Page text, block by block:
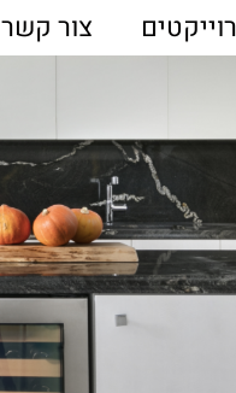
צור קשר